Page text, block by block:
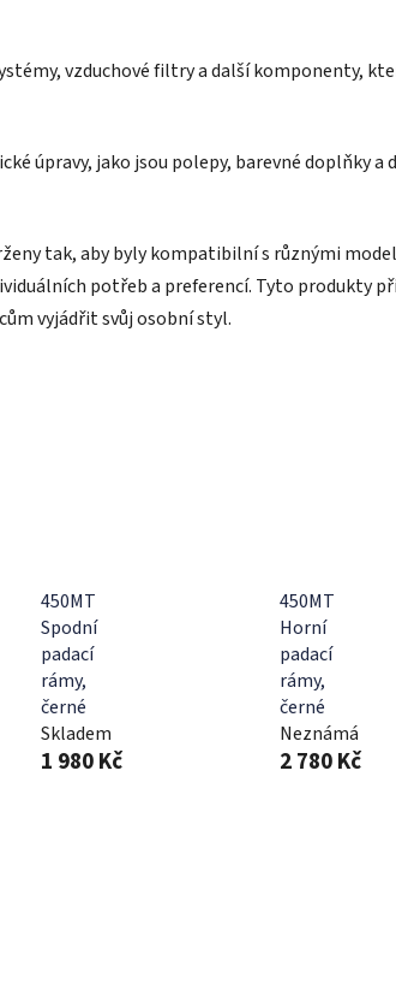
vzduchové filtry a další komponenty,
úpravy, jako jsou polepy, barevné doplňky
tak, aby byly kompatibilní s různými
potřeb a preferencí. Tyto produkty
vyjádřit svůj osobní styl.
450MT
Spodní
padací
rámy,
černé
Skladem
1 980 Kč
450MT
Horní
padací
rámy,
černé
Neznámá
2 780 Kč